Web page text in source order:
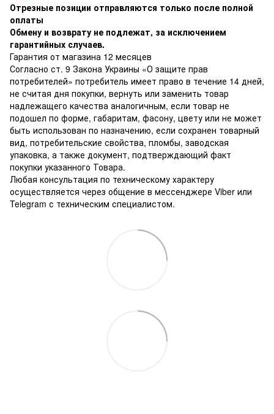
Отрезные позиции отправляются только после полной
оплаты
Обмену и возврату не подлежат, за исключением
гарантийных случаев.
Гарантия от магазина 12 месяцев
Согласно ст. 9 Закона Украины «О защите прав
потребителей» потребитель имеет право в течение 14 дней,
не считая дня покупки, вернуть или заменить товар
надлежащего качества аналогичным, если товар не
подошел по форме, габаритам, фасону, цвету или не может
быть использован по назначению, если сохранен товарный
вид, потребительские свойства, пломбы, заводская
упаковка, а также документ, подтверждающий факт
покупки указанного Товара.
Любая консультация по техническому характеру
осуществляется через общение в мессенджере Viber или
Telegram с техническим специалистом.